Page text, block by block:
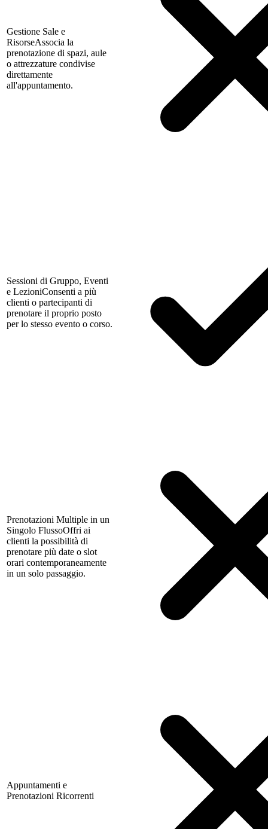
Gestione Sale e
RisorseAssocia la
prenotazione di spazi, aule
o attrezzature condivise
direttamente
all'appuntamento.
Sessioni di Gruppo, Eventi
e LezioniConsenti a più
clienti o partecipanti di
prenotare il proprio posto
per lo stesso evento o corso.
Prenotazioni Multiple in un
Singolo FlussoOffri ai
clienti la possibilità di
prenotare più date o slot
orari contemporaneamente
in un solo passaggio.
Appuntamenti e
Prenotazioni Ricorrenti